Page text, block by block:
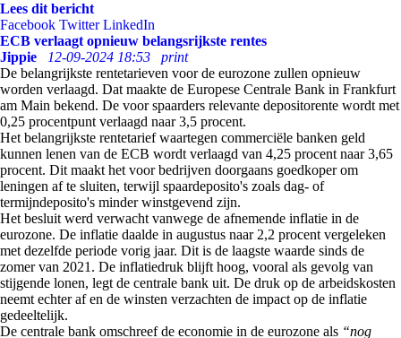
Lees dit bericht
Facebook Twitter LinkedIn
ECB verlaagt opnieuw belangsrijkste rentes
Jippie
12-09-2024 18:53
print
De belangrijkste rentetarieven voor de eurozone zullen opnieuw
worden verlaagd. Dat maakte de Europese Centrale Bank in Frankfurt
am Main bekend. De voor spaarders relevante depositorente wordt met
0,25 procentpunt verlaagd naar 3,5 procent.
Het belangrijkste rentetarief waartegen commerciële banken geld
kunnen lenen van de ECB wordt verlaagd van 4,25 procent naar 3,65
procent. Dit maakt het voor bedrijven doorgaans goedkoper om
leningen af te sluiten, terwijl spaardeposito's zoals dag- of
termijndeposito's minder winstgevend zijn.
Het besluit werd verwacht vanwege de afnemende inflatie in de
eurozone. De inflatie daalde in augustus naar 2,2 procent vergeleken
met dezelfde periode vorig jaar. Dit is de laagste waarde sinds de
zomer van 2021. De inflatiedruk blijft hoog, vooral als gevolg van
stijgende lonen, legt de centrale bank uit. De druk op de arbeidskosten
neemt echter af en de winsten verzachten de impact op de inflatie
gedeeltelijk.
De centrale bank omschreef de economie in de eurozone als “nog